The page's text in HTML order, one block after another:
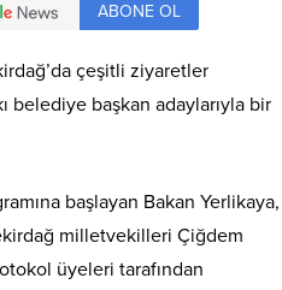
ABONE OL
çeşitli ziyaretler
belediye başkan adaylarıyla bir
başlayan Bakan Yerlikaya,
milletvekilleri Çiğdem
üyeleri tarafından